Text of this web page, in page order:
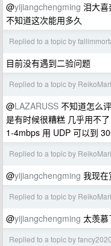
@yijiangchengming 泪大喜
不知道这次能用多久
Replied to a topic by
目前没有遇到二验问题
Replied to a topic by ReikoMari
@LAZARUSS 不知道怎么
是有时候很糟糕 几乎用不
1-4mbps 用 UDP 可以到
Replied to a topic by ReikoMari
@yijiangchengming 我现在
Replied to a topic by ReikoMari
@yijiangchengming 太羡慕
Replied to a topic by fancy2020